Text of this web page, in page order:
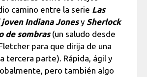
camino entre la serie Las
Indiana Jonesy Sherlock
de sombras(un saludo desde
para que dirija de una
tercera parte). Rápida, ágil y
pero también algo